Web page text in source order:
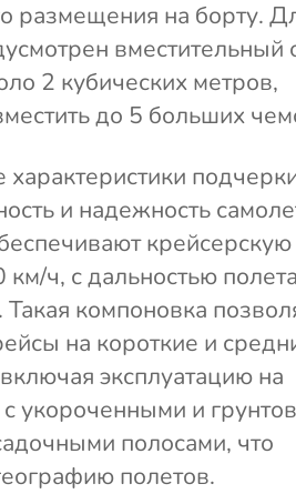
размещения на борту.
вместительный
2 кубических метров,
до 5 больших
характеристики
и надежность
крейсерскую
км/ч, с дальностью
компоновка
на короткие и
эксплуатацию на
укороченными и
полосами, что
полетов.